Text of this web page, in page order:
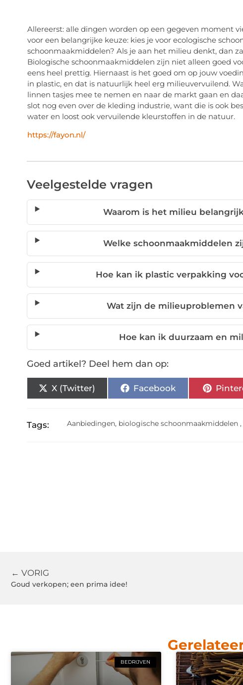
Allereerst: alle dingen worden op een gegeven moment
voor een belangrijke keuze: kies je voor ecologische
schoonmaakmiddelen? Als je aan het milieu denkt, dan
Biologische schoonmaakmiddelen zijn niet alleen goed
eens heel prettig. Hiernaast is het goed om op jouw
in plastic, en dat is natuurlijk heel erg milieuvervuilend.
linnen tasjes mee te nemen en naar de markt gaan en
slot nog even over de kleding industrie, want die is ook
water en loost ook vervuilende kleurstoffen in de natuur.
https://fayon.nl/
Veelgestelde vragen
Waarom is het milieu
Welke schoonmaakmiddelen
Hoe kan ik plastic verpakking
Wat zijn de milieuproblemen
Hoe kan ik duurzaam en
Goed artikel? Deel hem dan op:
X (Twitter) Facebook
Tags: Aanbiedingen, biologische schoonmaakmiddelen
← VORIG
Goud verkopen; een prima idee!
BEDRIJVEN